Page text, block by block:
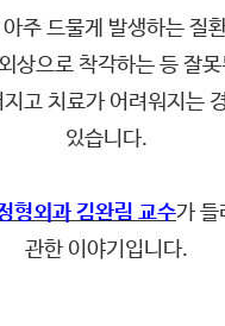
주 드물게 발생하는 질
상으로 착각하는 등 잘
고 치료가 어려워지는
있습니다.
형외과 김완림 교수가 들
관한 이야기입니다.